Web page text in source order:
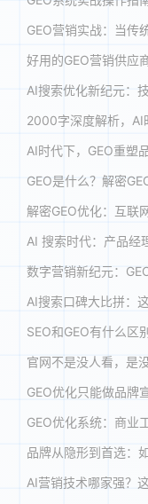
GEO营销实战：当传
好用的GEO营销供应
AI搜索优化新纪元：
2000字深度解析，AI
AI时代下，GEO重塑
GEO是什么？解密
解密GEO优化：互联
AI 搜索时代：产品经
数字营销新纪元：
AI搜索口碑大比拼：
SEO和GEO有什么区
官网不是没人看，是
GEO优化系统：商业
AI营销技术哪家强？